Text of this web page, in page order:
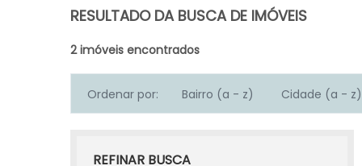
RESULTADO DA BUSCA DE IMÓVEIS
2 imóveis encontrados
Ordenar por: Bairro (a - z) Cidade (a - z)
REFINAR BUSCA